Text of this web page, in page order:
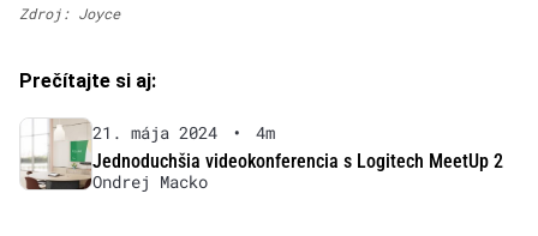
Zdroj: Joyce
Prečítajte si aj:
21. mája 2024 •
4m
Jednoduchšia videokonferencia s Logitech MeetUp 2
Ondrej Macko